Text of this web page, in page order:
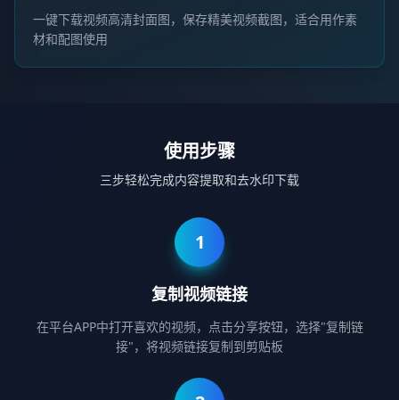
一键下载视频高清封面图，保存精美视频截图，适合用作素
材和配图使用
使用步骤
三步轻松完成内容提取和去水印下载
1
复制视频链接
在平台APP中打开喜欢的视频，点击分享按钮，选择"复制链
接"，将视频链接复制到剪贴板